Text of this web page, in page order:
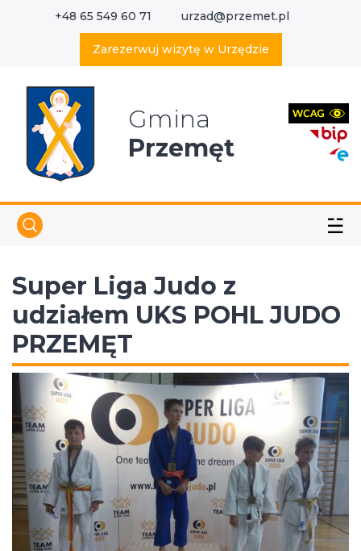
+48 65 549 60 71 urzad@przemet.pl
Zarezerwuj wizytę w Urzędzie
Gmina
Przemęt
☱
Super Liga Judo z
udziałem UKS POHL JUDO
PRZEMĘT
Wyszukaj w serwisie